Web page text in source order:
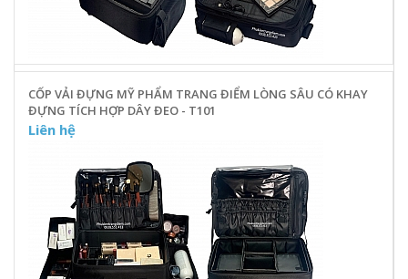
CỐP VẢI ĐỰNG MỸ PHẨM TRANG ĐIỂM LÒNG SÂU CÓ KHAY
ĐỰNG TÍCH HỢP DÂY ĐEO - T101
Liên hệ